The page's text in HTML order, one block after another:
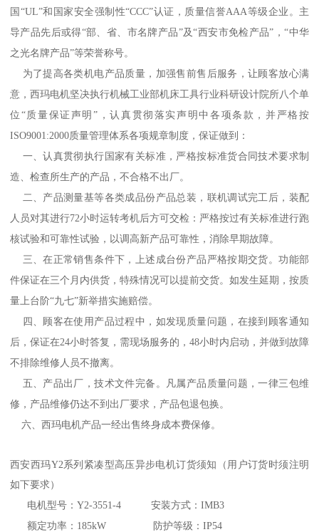
国“UL”和国家安全强制性“CCC”认证，质量信誉AAA等级企业。主
导产品先后或得“部、省、市名牌产品”及“西安市免检产品”，“中华
之光名牌产品”等荣誉称号。
为了提高各类机电产品质量，加强售前售后服务，让顾客放心满
意，西玛电机坚决执行机械工业部机床工具行业科研设计院所八个单
位“质量保证声明”，认真贯彻落实声明中各项条款，并严格按
ISO9001:2000质量管理体系各项规章制度，保证做到：
一、认真贯彻执行国家有关标准，严格按标准货合同技术要求制
造、检查所生产的产品，不合格不出厂。
二、产品测量基等各类成品份产品总装，联机调试完工后，装配
人员对其进行72小时运转考机后方可交检：严格按过有关标准进行跑
核试验和可靠性试验，以调高新产品可靠性，消除早期故障。
三、在正常销售条件下，上述成台份产品严格按期交货。功能部
件保证在三个月内供货，特殊情况可以提前交货。如发生延期，按质
量上台阶“九七”新举措实施赔偿。
四、顾客在使用产品过程中，如发现质量问题，在接到顾客通知
后，保证在24小时答复，需现场服务的，48小时内启动，并做到故障
不排除维修人员不撤离。
五、产品出厂，技术文件完备。凡属产品质量问题，一律三包维
修，产品维修仍达不到出厂要求，产品包退包换。
六、西玛电机产品一经出售终身成本费保修。
西安西玛Y2系列紧凑型高压异步电机订货须知（用户订货时须注明
如下要求）
电机型号：Y2-3551-4 安装方式：IMB3
额定功率：185kW 防护等级：IP54